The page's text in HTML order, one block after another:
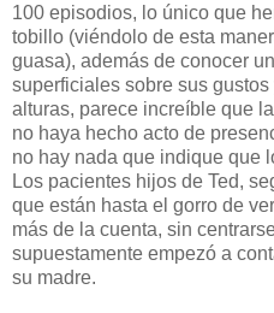
100 episodios, lo único que
tobillo (viéndolo de esta
guasa), además de conocer
superficiales sobre sus
alturas, parece increíble que
no haya hecho acto de
no hay nada que indique que
Los pacientes hijos de Ted,
que están hasta el gorro de
más de la cuenta, sin
supuestamente empezó a
su madre.